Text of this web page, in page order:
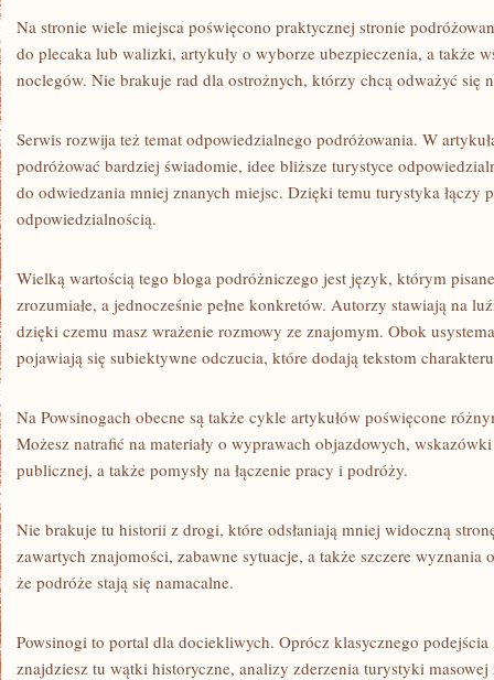
Na stronie wiele miejsca poświęcono praktycznej stronie
do plecaka lub walizki, artykuły o wyborze ubezpieczenia, a także
noclegów. Nie brakuje rad dla ostrożnych, którzy chcą odważyć się
Serwis rozwija też temat odpowiedzialnego podróżowania. W
podróżować bardziej świadomie, idee bliższe turystyce
do odwiedzania mniej znanych miejsc. Dzięki temu turystyka łączy
odpowiedzialnością.
Wielką wartością tego bloga podróżniczego jest język, którym
zrozumiałe, a jednocześnie pełne konkretów. Autorzy stawiają na
dzięki czemu masz wrażenie rozmowy ze znajomym. Obok
pojawiają się subiektywne odczucia, które dodają tekstom
Na Powsinogach obecne są także cykle artykułów poświęcone
Możesz natrafić na materiały o wyprawach objazdowych,
publicznej, a także pomysły na łączenie pracy i podróży.
Nie brakuje tu historii z drogi, które odsłaniają mniej widoczną
zawartych znajomości, zabawne sytuacje, a także szczere wyznania
że podróże stają się namacalne.
Powsinogi to portal dla dociekliwych. Oprócz klasycznego podejścia
znajdziesz tu wątki historyczne, analizy zderzenia turystyki